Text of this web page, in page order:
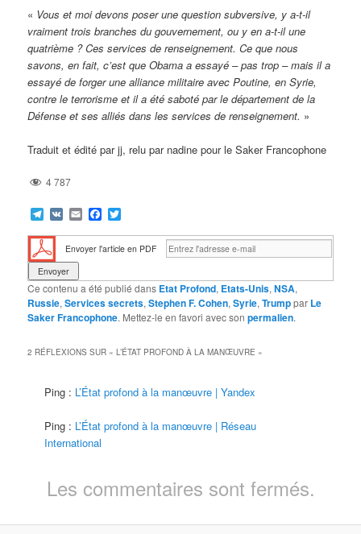
« Vous et moi devons poser une question subversive, y a-t-il
vraiment trois branches du gouvernement, ou y en a-t-il une
quatrième ? Ces services de renseignement. Ce que nous
savons, en fait, c’est que Obama a essayé – pas trop – mais il a
essayé de forger une alliance militaire avec Poutine, en Syrie,
contre le terrorisme et il a été saboté par le département de la
Défense et ses alliés dans les services de renseignement. »
Traduit et édité par jj, relu par nadine pour le Saker Francophone
4 787
Telegram
VK EmailFacebook
Envoyer l'article en PDF
Ce contenu a été publié dans Etat Profond, Etats-Unis,NSA,
Russie,Services secrets,Stephen F. Cohen,Syrie,Trumppar Le
Saker Francophone. Mettez-le en favori avec sonpermalien.
2 RÉFLEXIONS SUR «L’ÉTAT PROFOND À LA MANŒUVRE »
Ping : L’État profond à la manœuvre | Yandex
Ping : L’État profond à la manœuvre | Réseau
International
Les commentaires sont fermés.